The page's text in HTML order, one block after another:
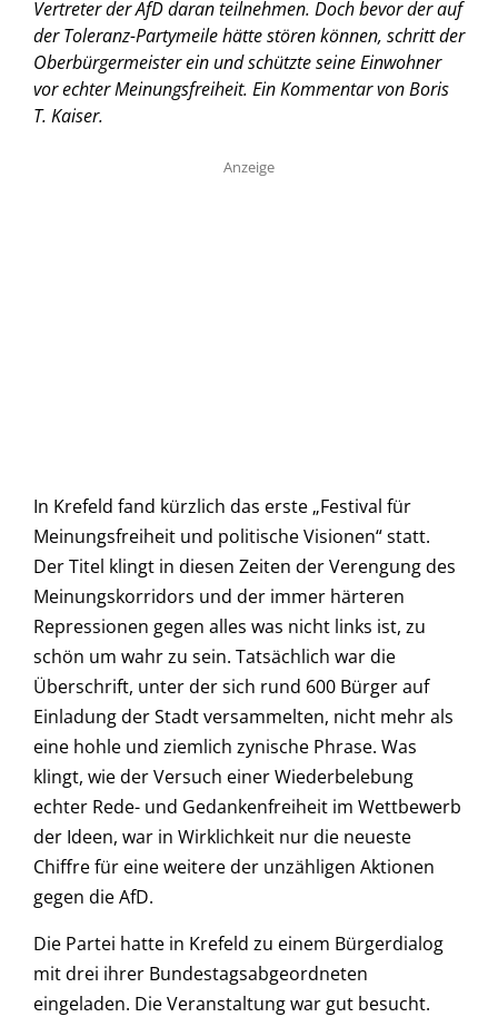
Vertreter der AfD daran teilnehmen. Doch bevor der auf
der Toleranz-Partymeile hätte stören können, schritt der
Oberbürgermeister ein und schützte seine Einwohner
vor echter Meinungsfreiheit. Ein Kommentar von Boris
T. Kaiser.
Anzeige
In Krefeld fand kürzlich das erste „Festival für
Meinungsfreiheit und politische Visionen“ statt.
Der Titel klingt in diesen Zeiten der Verengung des
Meinungskorridors und der immer härteren
Repressionen gegen alles was nicht links ist, zu
schön um wahr zu sein. Tatsächlich war die
Überschrift, unter der sich rund 600 Bürger auf
Einladung der Stadt versammelten, nicht mehr als
eine hohle und ziemlich zynische Phrase. Was
klingt, wie der Versuch einer Wiederbelebung
echter Rede- und Gedankenfreiheit im Wettbewerb
der Ideen, war in Wirklichkeit nur die neueste
Chiffre für eine weitere der unzähligen Aktionen
gegen die AfD.
Die Partei hatte in Krefeld zu einem Bürgerdialog
mit drei ihrer Bundestagsabgeordneten
eingeladen. Die Veranstaltung war gut besucht.